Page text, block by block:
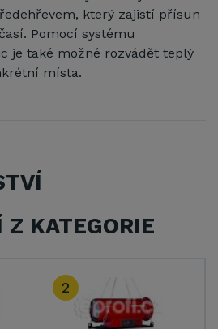
který zajistí přísun
Pomocí systému
je také možné rozvádět teplý
místa.
KATEGORIE